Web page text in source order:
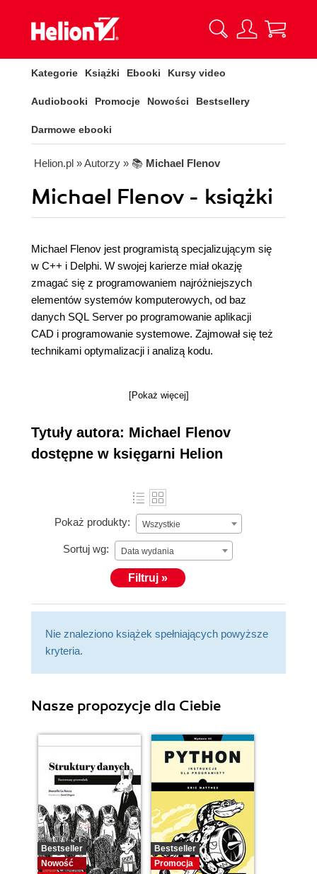
Kategorie Książki Ebooki Kursy video
Audiobooki Promocje Nowości Bestsellery
Darmowe ebooki
Helion.pl » Autorzy » 📚 Michael Flenov
Michael Flenov - książki
Michael Flenov jest programistą specjalizującym się
w C++ i Delphi. W swojej karierze miał okazję
zmagać się z programowaniem najróżniejszych
elementów systemów komputerowych, od baz
danych SQL Server po programowanie aplikacji
CAD i programowanie systemowe. Zajmował się też
technikami optymalizacji i analizą kodu.
[Pokaż więcej]
Tytuły autora: Michael Flenov
dostępne w księgarni Helion
Pokaż produkty: Wszystkie
Sortuj wg: Data wydania
Filtruj »
Nie znaleziono książek spełniających powyższe
kryteria.
Nasze propozycje dla Ciebie
Bestseller
Nowość
Bestseller
Promocja